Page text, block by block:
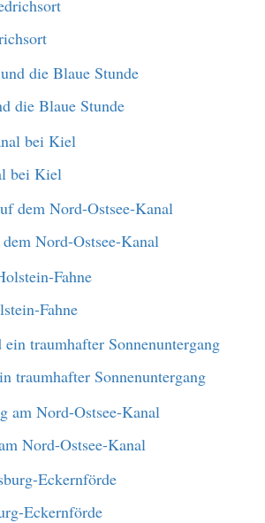
die Blaue Stunde
bei Kiel
Nord-Ostsee-Kanal
Fahne
traumhafter Sonnenuntergang
Nord-Ostsee-Kanal
Eckernförde